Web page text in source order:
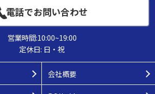
電話でお問い合わせ
営業時間:10:00~19:00
定休日: 日・祝
会社概要